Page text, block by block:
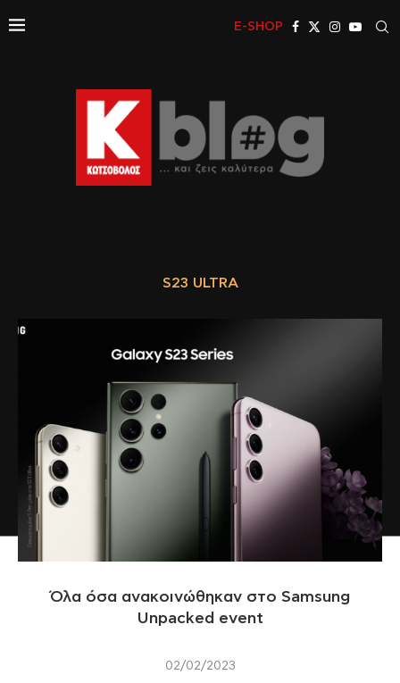
E-SHOP
S23 ULTRA
Όλα όσα ανακοινώθηκαν στο Samsung
Unpacked event
02/02/2023